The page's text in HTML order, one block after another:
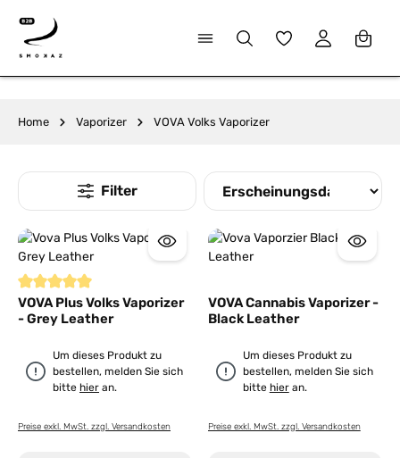
springen
Du hast 0
Home Vaporizer VOVA Volks Vaporizer
Durchschnittliche Bewertung von 5 von 5 Sternen
VOVA Plus Volks Vaporizer
- Grey Leather
Um dieses Produkt zu
bestellen, melden Sie sich
bitte hier an.
Preise exkl. MwSt. zzgl. Versandkosten
VOVA Cannabis Vaporizer -
Black Leather
Um dieses Produkt zu
bestellen, melden Sie sich
bitte hieran.
Preise exkl. MwSt. zzgl. Versandkosten